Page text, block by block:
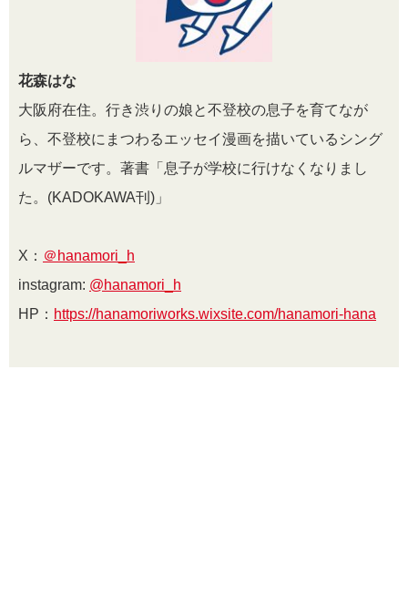
花森はな
大阪府在住。行き渋りの娘と不登校の息子を育てなが
ら、不登校にまつわるエッセイ漫画を描いているシング
ルマザーです。著書「息子が学校に行けなくなりまし
た。(KADOKAWA刊)」
X： ＠hanamori_h
instagram: @hanamori_h
HP： https://hanamoriworks.wixsite.com/hanamori-hana